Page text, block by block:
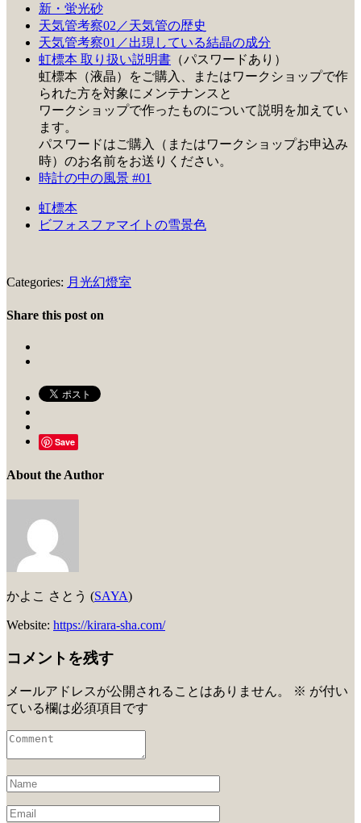
新・蛍光砂
天気管考察02／天気管の歴史
天気管考察01／出現している結晶の成分
虹標本 取り扱い説明書 （パスワードあり）
虹標本（液晶）をご購入、またはワークショップで作
られた方を対象にメンテナンスと
ワークショップで作ったものについて説明を加えてい
ます。
パスワードはご購入（またはワークショップお申込み
時）のお名前をお送りください。
時計の中の風景 #01
虹標本
ビフォスファマイトの雪景色
Categories: 月光幻燈室
Share this post on
Save
About the Author
かよこ さとう (SAYA)
Website: https://kirara-sha.com/
コメントを残す
メールアドレスが公開されることはありません。 ※ が付い
ている欄は必須項目です